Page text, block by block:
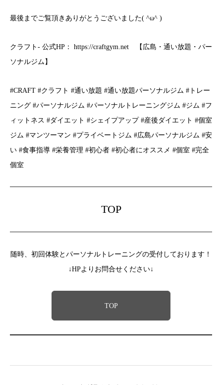
最後までご覧頂きありがとうございました( ^ω^ )
クラフト- 公式HP： https://craftgym.net 【広島・通い放題・パー
ソナルジム】
#CRAFT #クラフト #通い放題 #通い放題パーソナルジム #トレー
ニング #パーソナルジム #パーソナルトレーニングジム #ジム #フ
ィットネス #ダイエット #シェイプアップ #産後ダイエット #個室
ジム #マンツーマン #プライベートジム #広島パーソナルジム #安
い #食事指導 #栄養管理 #初心者 #初心者にオススメ #個室 #完全
個室
TOP
随時、初回体験とパーソナルトレーニングの受付しております！
↓HPよりお問合せください↓
TOP